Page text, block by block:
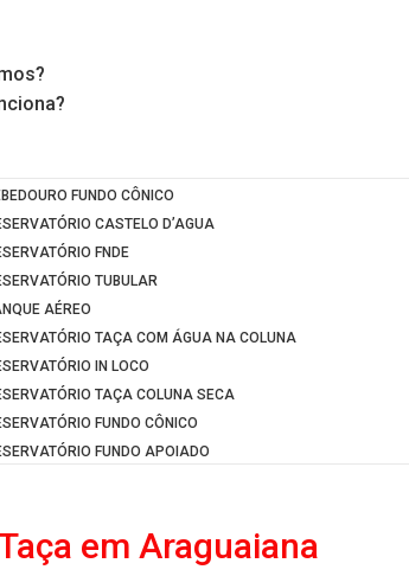
FUNDO CÔNICO
CASTELO D’AGUA
FNDE
TUBULAR
AÉREO
TAÇA COM ÁGUA NA COLUNA
IN LOCO
TAÇA COLUNA SECA
FUNDO CÔNICO
FUNDO APOIADO
em Araguaiana